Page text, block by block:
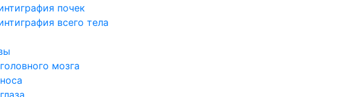
почек
всего тела
мозга